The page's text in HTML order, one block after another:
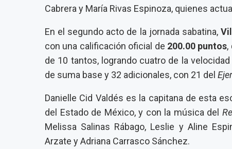
Cabrera y María Rivas Espinoza, quienes
En el segundo acto de la jornada sabatina,
con una calificación oficial de 200.00 puntos,
de 10 tantos, logrando cuatro de la
de suma base y 32 adicionales, con 21 del
Danielle Cid Valdés es la capitana de esta
del Estado de México, y con la música del
Melissa Salinas Rábago, Leslie y Aline
Arzate y Adriana Carrasco Sánchez.